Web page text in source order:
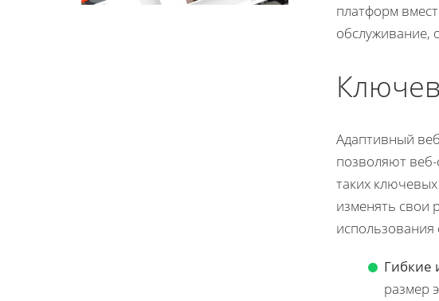
платформ
обслуживание,
Адаптивный
позволяют
таких
изменять свои
использования
Гибкие
размер